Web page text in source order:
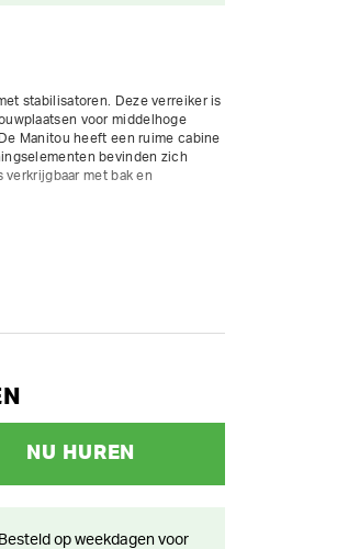
stabilisatoren. Deze verreiker is
voor middelhoge
Manitou heeft een ruime cabine
bevinden zich
met bak en
NU HUREN
Besteld op weekdagen voor